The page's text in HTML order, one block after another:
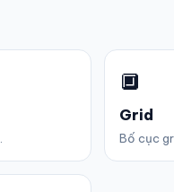
🔲
Grid
Bố cục